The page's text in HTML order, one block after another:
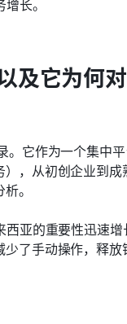
长。
及它为何
。它作为一个集中
，从初创企业到
。
亚的重要性迅速
了手动操作，释